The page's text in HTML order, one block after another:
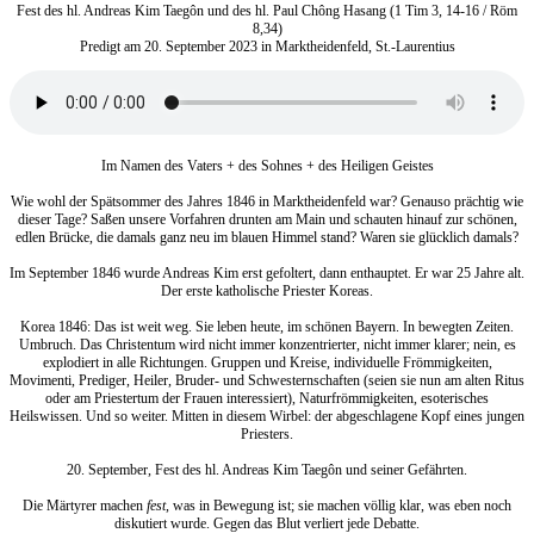
Fest des hl. Andreas Kim Taegôn und des hl. Paul Chông Hasang (1 Tim 3, 14-16 / Röm
8,34)
Predigt am 20. September 2023 in Marktheidenfeld, St.-Laurentius
Im Namen des Vaters + des Sohnes + des Heiligen Geistes
Wie wohl der Spätsommer des Jahres 1846 in Marktheidenfeld war? Genauso prächtig wie
dieser Tage? Saßen unsere Vorfahren drunten am Main und schauten hinauf zur schönen,
edlen Brücke, die damals ganz neu im blauen Himmel stand? Waren sie glücklich damals?
Im September 1846 wurde Andreas Kim erst gefoltert, dann enthauptet. Er war 25 Jahre alt.
Der erste katholische Priester Koreas.
Korea 1846: Das ist weit weg. Sie leben heute, im schönen Bayern. In bewegten Zeiten.
Umbruch. Das Christentum wird nicht immer konzentrierter, nicht immer klarer; nein, es
explodiert in alle Richtungen. Gruppen und Kreise, individuelle Frömmigkeiten,
Movimenti, Prediger, Heiler, Bruder- und Schwesternschaften (seien sie nun am alten Ritus
oder am Priestertum der Frauen interessiert), Naturfrömmigkeiten, esoterisches
Heilswissen. Und so weiter. Mitten in diesem Wirbel: der abgeschlagene Kopf eines jungen
Priesters.
20. September, Fest des hl. Andreas Kim Taegôn und seiner Gefährten.
Die Märtyrer machen fest, was in Bewegung ist; sie machen völlig klar, was eben noch
diskutiert wurde. Gegen das Blut verliert jede Debatte.